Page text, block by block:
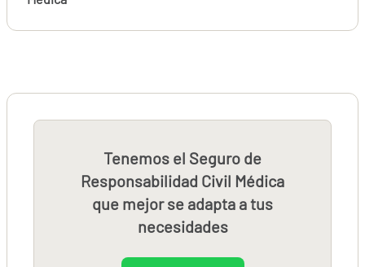
Tenemos el Seguro de
Responsabilidad Civil Médica
que mejor se adapta a tus
necesidades